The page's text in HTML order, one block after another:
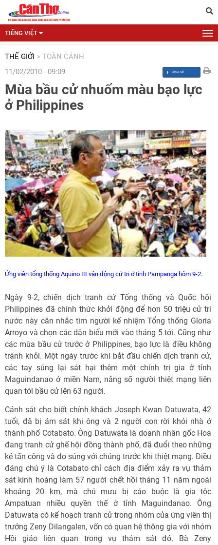
TIẾNG VIỆT
THẾ GIỚI > TOÀN CẢNH
11/02/2010 - 09:09
Mùa bầu cử nhuốm màu bạo lực
ở Philippines
Ứng viên tổng thống Aquino III vận động cử tri ở tỉnh Pampanga hôm 9-2.
Ngày 9-2, chiến dịch tranh cử Tổng thống và Quốc hội
Philippines đã chính thức khởi động để hơn 50 triệu cử tri
nước này cân nhắc tìm người kế nhiệm Tổng thống Gloria
Arroyo và chọn các dân biểu mới vào tháng 5 tới. Cũng như
các mùa bầu cử trước ở Philippines, bạo lực là điều không
tránh khỏi. Một ngày trước khi bắt đầu chiến dịch tranh cử,
các tay súng lại sát hại thêm một chính trị gia ở tỉnh
Maguindanao ở miền Nam, nâng số người thiệt mạng liên
quan tới bầu cử lên 63 người.
Cảnh sát cho biết chính khách Joseph Kwan Datuwata, 42
tuổi, đã bị ám sát khi ông và 2 người con rời khỏi nhà ở
thành phố Cotabato. Ông Datuwata là doanh nhân gốc Hoa
đang tranh cử ghế hội đồng thành phố, đã đuổi theo những
kẻ tấn công và đọ súng với chúng trước khi thiệt mạng. Điều
đáng chú ý là Cotabato chỉ cách địa điểm xảy ra vụ thảm
sát kinh hoàng làm 57 người chết hồi tháng 11 năm ngoái
khoảng 20 km, mà chủ mưu bị cáo buộc là gia tộc
Ampatuan nhiều quyền thế ở tỉnh Maguindanao. Ông
Datuwata có kế hoạch tranh cử trong nhóm của ứng viên thị
trưởng Zeny Dilangalen, vốn có quan hệ thông gia với nhóm
Hồi giáo liên quan trong vụ thảm sát đó. Bà Zeny